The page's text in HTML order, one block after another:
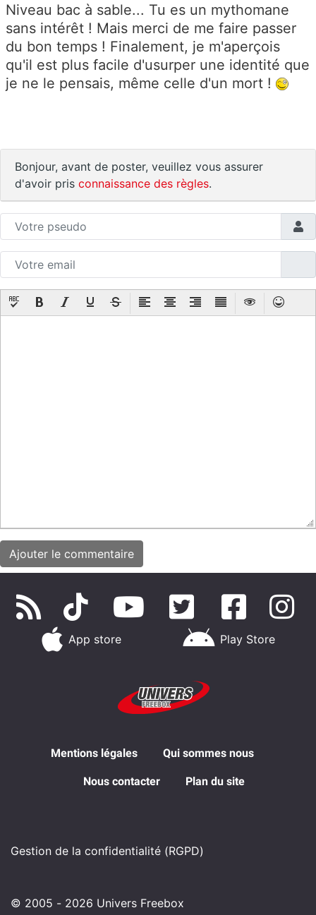
Niveau bac à sable... Tu es un mythomane
sans intérêt ! Mais merci de me faire passer
du bon temps ! Finalement, je m'aperçois
qu'il est plus facile d'usurper une identité que
je ne le pensais, même celle d'un mort !
Bonjour, avant de poster, veuillez vous assurer
d'avoir pris connaissance des règles.
App store Play Store
Mentions légales Qui sommes nous
Nous contacter Plan du site
Gestion de la confidentialité (RGPD)
© 2005 - 2026 Univers Freebox